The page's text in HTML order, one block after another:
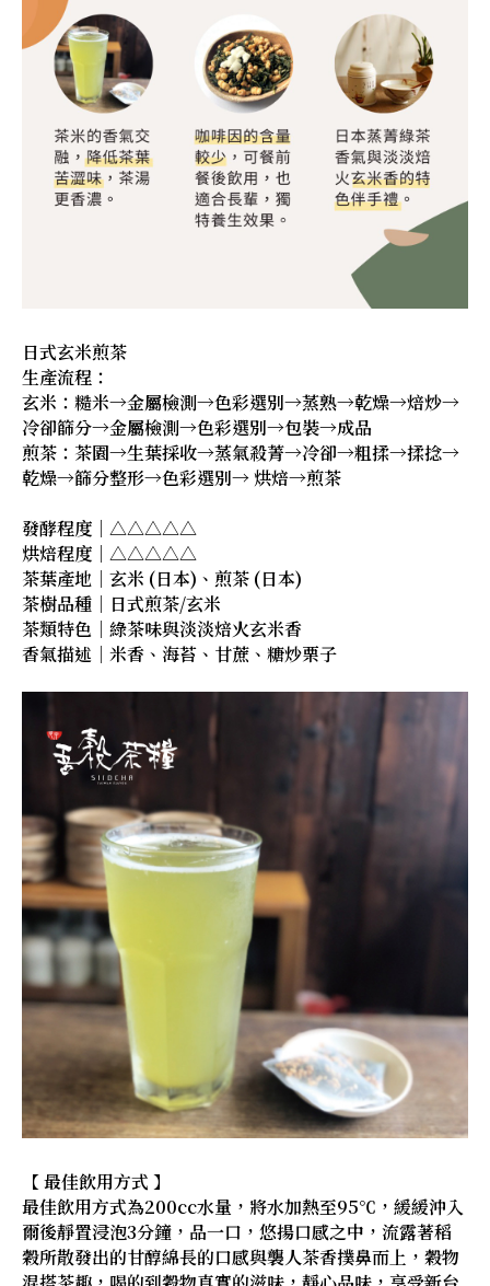
日式玄米煎茶
生產流程：
玄米：糙米→金屬檢測→色彩選別→蒸熟→乾燥→焙炒→
冷卻篩分→金屬檢測→色彩選別→包裝→成品
煎茶：茶園→生葉採收→蒸氣殺菁→冷卻→粗揉→揉捻→
乾燥→篩分整形→色彩選別→ 烘焙→煎茶
發酵程度｜△△△△△
烘焙程度｜△△△△△
茶葉產地｜玄米 (日本)、煎茶 (日本)
茶樹品種｜日式煎茶/玄米
茶類特色｜綠茶味與淡淡焙火玄米香
香氣描述｜米香、海苔、甘蔗、糖炒栗子
【 最佳飲用方式 】
最佳飲用方式為200cc水量，將水加熱至95℃，緩緩沖入
爾後靜置浸泡3分鐘，品一口，悠揚口感之中，流露著稻
穀所散發出的甘醇綿長的口感與襲人茶香撲鼻而上，穀物